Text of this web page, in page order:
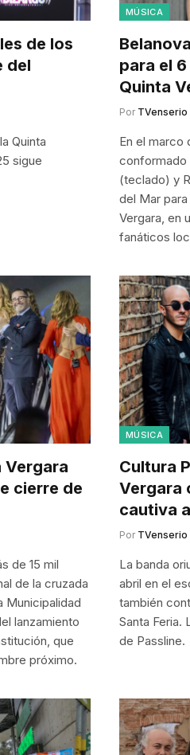
de los
del
Quinta
sigue
MÚSICA
para el
Quinta
Por TVenserio
En el marco
conformado
(teclado) y
del Mar
Vergara, en
fanáticos
Vergara
cierre de
de 15 mil
de la cruzada
Municipalidad
lanzamiento
que
próximo.
MÚSICA
Cultura
Vergara
cautiva
Por TVenserio
La banda
abril en el
también
Santa Feria.
de Passline.